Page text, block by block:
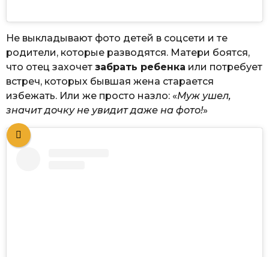
Не выкладывают фото детей в соцсети и те
родители, которые разводятся. Матери боятся,
что отец захочет забрать ребенка или потребует
встреч, которых бывшая жена старается
избежать. Или же просто назло: «Муж ушел,
значит дочку не увидит даже на фото!»